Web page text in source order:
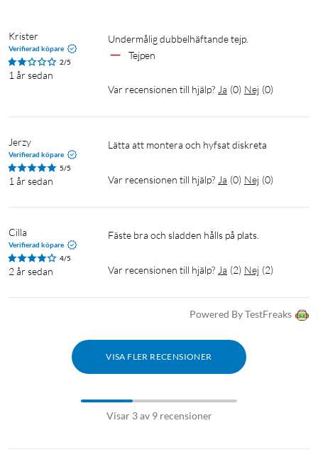
Krister
Verifierad köpare
2/5
1 år sedan
Undermålig dubbelhäftande tejp.
Tejpen
Var recensionen till hjälp? Ja (0) Nej (0)
Jerzy
Verifierad köpare
5/5
1 år sedan
Lätta att montera och hyfsat diskreta
Var recensionen till hjälp? Ja (0) Nej (0)
Cilla
Verifierad köpare
4/5
2 år sedan
Fäste bra och sladden hålls på plats.
Var recensionen till hjälp? Ja (2) Nej (2)
Powered By TestFreaks
VISA FLER RECENSIONER
Visar 3 av 9 recensioner